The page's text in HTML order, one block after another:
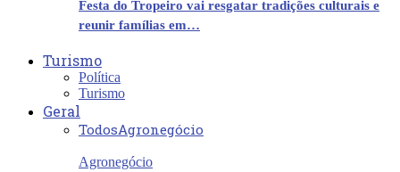
Festa do Tropeiro vai resgatar tradições culturais e
reunir famílias em…
Turismo
Política
Turismo
Geral
TodosAgronegócio
Agronegócio